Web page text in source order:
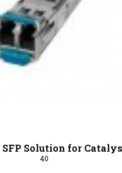
SFP Solution for
40